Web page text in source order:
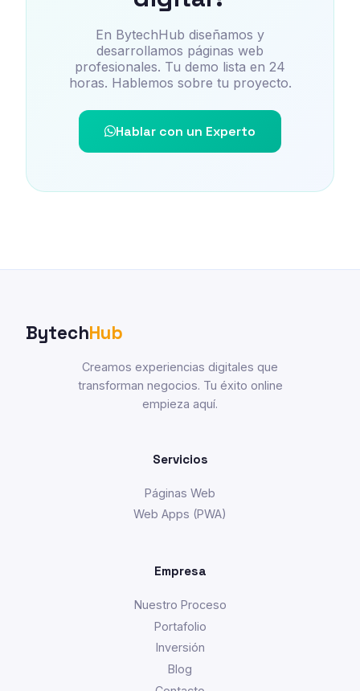
En BytechHub diseñamos y
desarrollamos páginas web
profesionales. Tu demo lista en 24
horas. Hablemos sobre tu proyecto.
Hablar con un Experto
BytechHub
Creamos experiencias digitales que
transforman negocios. Tu éxito online
empieza aquí.
Servicios
Páginas Web
Web Apps (PWA)
Empresa
Nuestro Proceso
Portafolio
Inversión
Blog